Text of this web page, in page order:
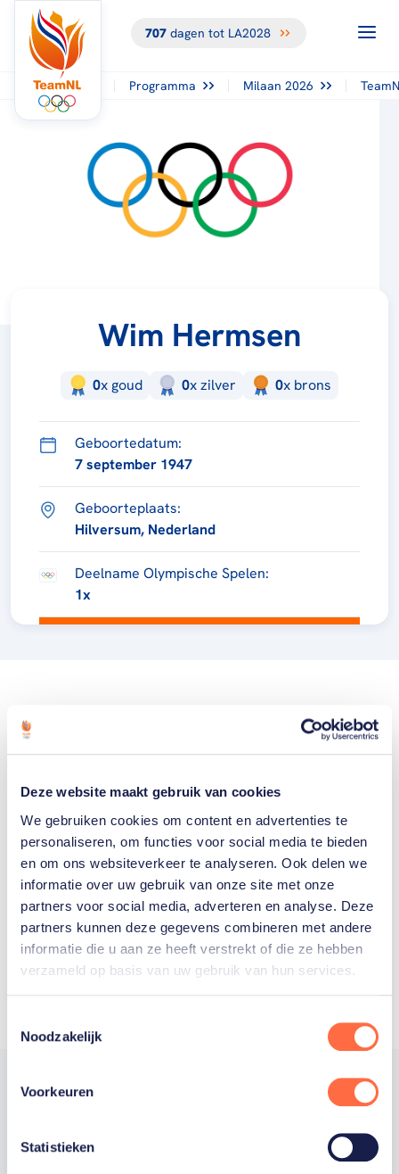
Deze website maakt gebruik van cookies
We gebruiken cookies om content en advertenties te
personaliseren, om functies voor social media te bieden
en om ons websiteverkeer te analyseren. Ook delen we
informatie over uw gebruik van onze site met onze
partners voor social media, adverteren en analyse. Deze
partners kunnen deze gegevens combineren met andere
informatie die u aan ze heeft verstrekt of die ze hebben
verzameld op basis van uw gebruik van hun services.
Noodzakelijk
Voorkeuren
Statistieken
707dagen tot LA2028
Programma Milaan 2026
Wim Hermsen
0x goud 0xzilver 0x brons
Geboortedatum:
7 september 1947
Geboorteplaats:
Hilversum, Nederland
Deelname Olympische Spelen:
1x
Welke Nederlanders hebben er
ooit meegedaan aan de
Olympische Spelen?
Trotse hoofdsponsor